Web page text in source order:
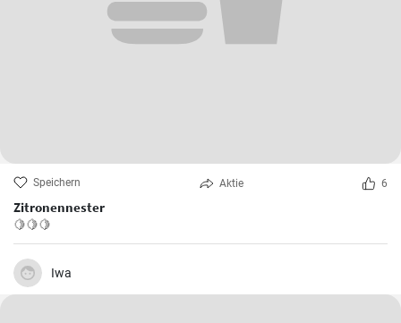
Speichern Aktie 6
Zitronennester
🍋🍋🍋
Iwa